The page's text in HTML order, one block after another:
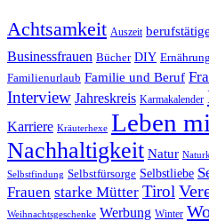
Achtsamkeit Auszeit
Businessfrauen Bücher DIY Ernährung
Familienurlaub Familie und Beruf
Interview Jahreskreis Karmakalender
Karriere Kräuterhexe Leben
Nachhaltigkeit Natur
Selbstfindung Selbstfürsorge Selbstliebe
Frauen starke Mütter Tirol
Weihnachtsgeschenke Werbung Winter